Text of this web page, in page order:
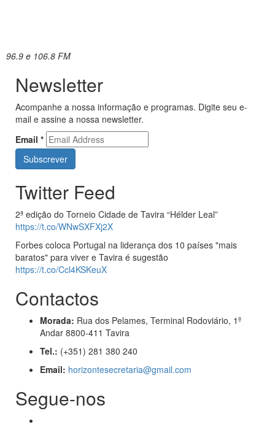
96.9 e 106.8 FM
Newsletter
Acompanhe a nossa informação e programas. Digite seu e-
mail e assine a nossa newsletter.
Email *
Twitter Feed
2ª edição do Torneio Cidade de Tavira “Hélder Leal”
https://t.co/WNwSXFXj2X
Forbes coloca Portugal na liderança dos 10 países "mais
baratos" para viver e Tavira é sugestão
https://t.co/Ccl4KSKeuX
Contactos
Morada: Rua dos Pelames, Terminal Rodoviário, 1º
Andar 8800-411 Tavira
Tel.: (+351) 281 380 240
Email: horizontesecretaria@gmail.com
Segue-nos